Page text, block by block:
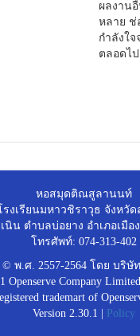
ผลงาน
หลาย ช่
กำลังใ
ตลอดไป
หอสมุดติณสูลานนท์
รงเรียนมหาวชิราวุธ จังหวั
นิน ตำบลบ่อยาง อำเภอเมือ
โทรศัพท์: 074-313-402
พ.ศ. 2557-2564 โดย บริษั
Openserve Company
trademart of
Version 2.30.1 |
Policy